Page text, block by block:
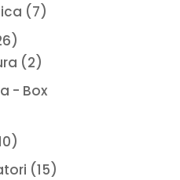
(7)
(2)
- Box
(15)